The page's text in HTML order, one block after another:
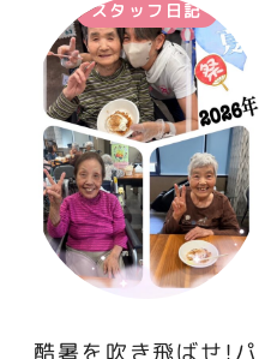
スタッフ日記
酷暑を吹き飛ばせ！パ